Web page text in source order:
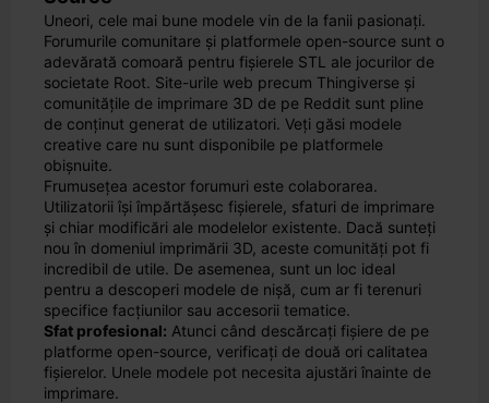
Uneori, cele mai bune modele vin de la fanii pasionați.
Forumurile comunitare și platformele open-source sunt o
adevărată comoară pentru fișierele STL ale jocurilor de
societate Root. Site-urile web precum Thingiverse și
comunitățile de imprimare 3D de pe Reddit sunt pline
de conținut generat de utilizatori. Veți găsi modele
creative care nu sunt disponibile pe platformele
obișnuite.
Frumusețea acestor forumuri este colaborarea.
Utilizatorii își împărtășesc fișierele, sfaturi de imprimare
și chiar modificări ale modelelor existente. Dacă sunteți
nou în domeniul imprimării 3D, aceste comunități pot fi
incredibil de utile. De asemenea, sunt un loc ideal
pentru a descoperi modele de nișă, cum ar fi terenuri
specifice facțiunilor sau accesorii tematice.
Sfat profesional: Atunci când descărcați fișiere de pe
platforme open-source, verificați de două ori calitatea
fișierelor. Unele modele pot necesita ajustări înainte de
imprimare.